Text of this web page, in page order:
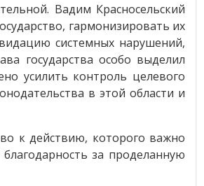
Вадим Красносельский
гармонизировать их
системных нарушений,
государства особо выделил
усилить контроль целевого
в этой области и
к действию, которого важно
за проделанную